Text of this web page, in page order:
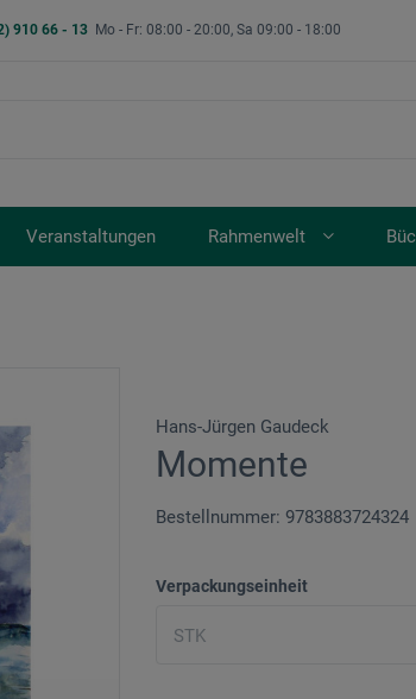
910 66 - 13 Mo - Fr: 08:00 - 20:00, Sa 09:00 - 18:00
Veranstaltungen Rahmenwelt
Hans-Jürgen Gaudeck
Momente
Bestellnummer: 9783883724324
Verpackungseinheit